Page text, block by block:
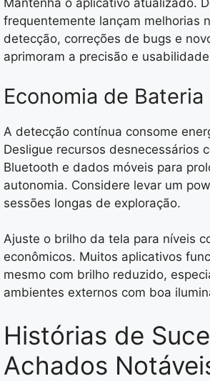
Mantenha o aplicativo atualizado.
frequentemente lançam melhorias
detecção, correções de bugs e
aprimoram a precisão e
Economia de Bateria
A detecção contínua consome
Desligue recursos desnecessários
Bluetooth e dados móveis para
autonomia. Considere levar um
sessões longas de exploração.
Ajuste o brilho da tela para níveis
econômicos. Muitos aplicativos
mesmo com brilho reduzido,
ambientes externos com boa
Histórias de
Achados